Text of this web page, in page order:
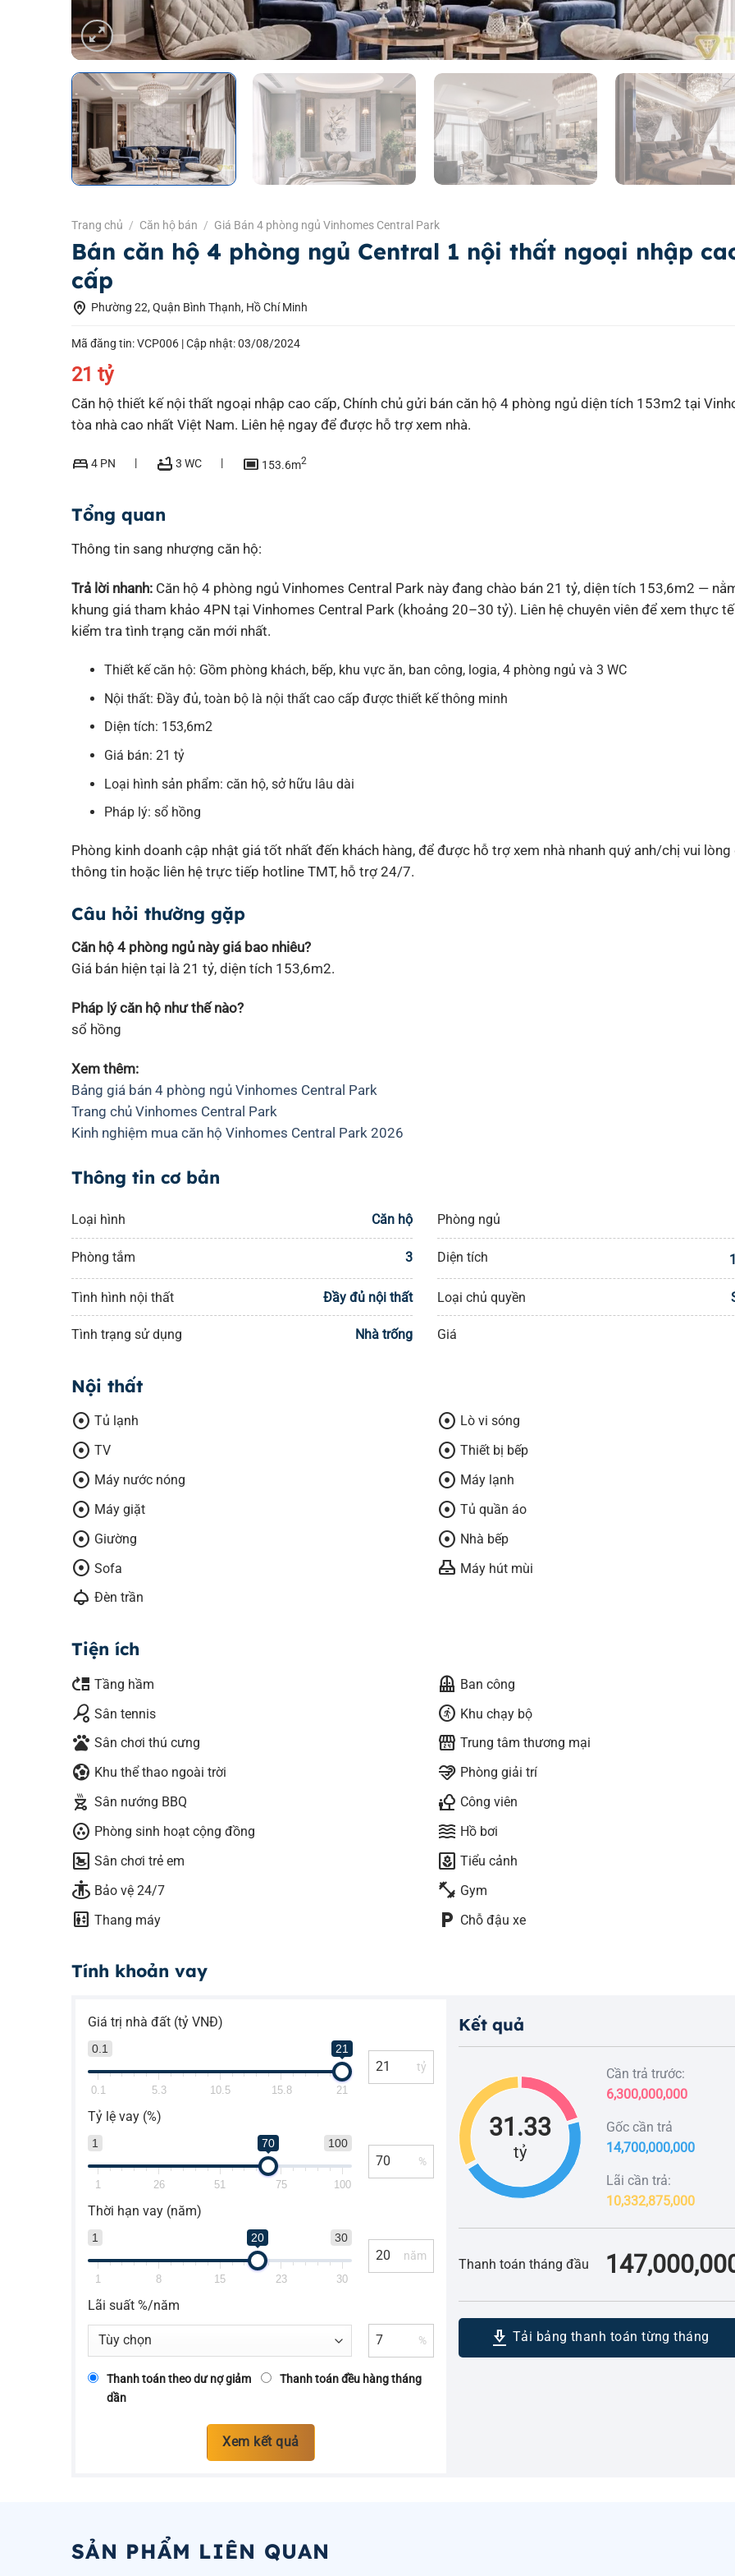
Trang chủ / Căn hộ bán / Giá Bán 4 phòng ngủ Vinhomes Central Park
Bán căn hộ 4 phòng ngủ Central 1 nội thất ngoại nhập
cấp
home_pin Phường 22, Quận Bình Thạnh, Hồ Chí Minh
Mã đăng tin: VCP006 |Cập nhật: 03/08/2024
21 tỷ
Căn hộ thiết kế nội thất ngoại nhập cao cấp, Chính chủ gửi bán căn hộ 4 phòng ngủ diện tích 153m2 tại
tòa nhà cao nhất Việt Nam. Liên hệ ngay để được hỗ trợ xem nhà.
bed 4 PN bathtub 3 WC capture 153.6m2
Tổng quan
Thông tin sang nhượng căn hộ:
Trả lời nhanh: Căn hộ 4 phòng ngủ Vinhomes Central Park này đang chào bán 21 tỷ, diện tích 153,6m2 —
khung giá tham khảo 4PN tại Vinhomes Central Park (khoảng 20–30 tỷ). Liên hệ chuyên viên để xem thực
kiểm tra tình trạng căn mới nhất.
Thiết kế căn hộ: Gồm phòng khách, bếp, khu vực ăn, ban công, logia, 4 phòng ngủ và 3 WC
Nội thất: Đầy đủ, toàn bộ là nội thất cao cấp được thiết kế thông minh
Diện tích: 153,6m2
Giá bán: 21 tỷ
Loại hình sản phẩm: căn hộ, sở hữu lâu dài
Pháp lý: sổ hồng
Phòng kinh doanh cập nhật giá tốt nhất đến khách hàng, để được hỗ trợ xem nhà nhanh quý anh/chị vui lòng
thông tin hoặc liên hệ trực tiếp hotline TMT, hỗ trợ 24/7.
Câu hỏi thường gặp
Căn hộ 4 phòng ngủ này giá bao nhiêu?
Giá bán hiện tại là 21 tỷ, diện tích 153,6m2.
Pháp lý căn hộ như thế nào?
sổ hồng
Xem thêm:
Bảng giá bán 4 phòng ngủ Vinhomes Central Park
Trang chủ Vinhomes Central Park
Kinh nghiệm mua căn hộ Vinhomes Central Park 2026
Thông tin cơ bản
Loại hình Căn hộ Phòng ngủ
Phòng tắm 3 Diện tích
Tình hình nội thất Đầy đủ nội thất Loại chủ quyền
Tình trạng sử dụng Nhà trống Giá
Nội thất
adjust Tủ lạnh adjust Lò vi sóng
adjust TV adjust Thiết bị bếp
adjust Máy nước nóng adjust Máy lạnh
adjust Máy giặt adjust Tủ quần áo
adjust Giường adjust Nhà bếp
adjust Sofa range_hood Máy hút mùi
light Đèn trần
Tiện ích
move_up Tầng hầm balcony Ban công
sports_tennis Sân tennis run_circle Khu chạy bộ
pets Sân chơi thú cưng local_convenience_store Trung tâm thương mại
sports_and_outdoors Khu thể thao ngoài trời relax Phòng giải trí
outdoor_grill Sân nướng BBQ nature_people Công viên
communities Phòng sinh hoạt cộng đồng waves Hồ bơi
bedroom_baby Sân chơi trẻ em yard Tiểu cảnh
guardian Bảo vệ 24/7 fitness_center Gym
elevator Thang máy local_parking Chỗ đậu xe
Tính khoản vay
Giá trị nhà đất (tỷ VNĐ)
0.1 21
0.1 5.3 10.5 15.8 21
tỷ
Tỷ lệ vay (%)
1 100
70
1 26 51 75 100
%
Thời hạn vay (năm)
1 30
20
1 8 15 23 30
năm
Lãi suất %/năm
%
Thanh toán theo dư nợ giảm
dần
Thanh toán đều hàng tháng
Xem kết quả
Kết quả
31.33
tỷ
Cần trả trước:
6,300,000,000
Gốc cần trả
14,700,000,000
Lãi cần trả:
10,332,875,000
Thanh toán tháng đầu
download_2 Tải bảng thanh toán từng tháng
SẢN PHẨM LIÊN QUAN